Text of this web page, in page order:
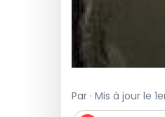
Par · Mis à jour le